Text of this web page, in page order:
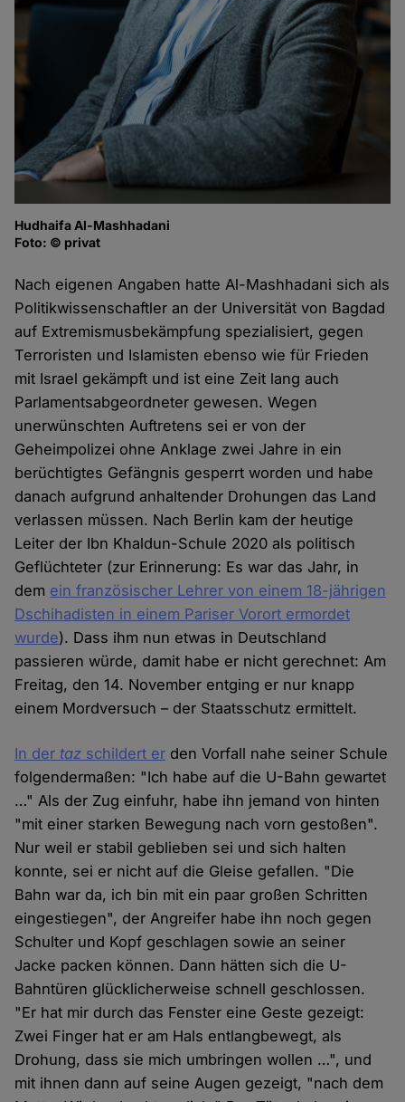
Hudhaifa Al-Mashhadani
Foto: © privat
Nach eigenen Angaben hatte Al-Mashhadani sich als
Politikwissenschaftler an der Universität von Bagdad
auf Extremismusbekämpfung spezialisiert, gegen
Terroristen und Islamisten ebenso wie für Frieden
mit Israel gekämpft und ist eine Zeit lang auch
Parlamentsabgeordneter gewesen. Wegen
unerwünschten Auftretens sei er von der
Geheimpolizei ohne Anklage zwei Jahre in ein
berüchtigtes Gefängnis gesperrt worden und habe
danach aufgrund anhaltender Drohungen das Land
verlassen müssen. Nach Berlin kam der heutige
Leiter der Ibn Khaldun-Schule 2020 als politisch
Geflüchteter (zur Erinnerung: Es war das Jahr, in
dem ein französischer Lehrer von einem 18-jährigen
Dschihadisten in einem Pariser Vorort ermordet
wurde). Dass ihm nun etwas in Deutschland
passieren würde, damit habe er nicht gerechnet: Am
Freitag, den 14. November entging er nur knapp
einem Mordversuch – der Staatsschutz ermittelt.
In der taz schildert er den Vorfall nahe seiner Schule
folgendermaßen: "Ich habe auf die U-Bahn gewartet
…" Als der Zug einfuhr, habe ihn jemand von hinten
"mit einer starken Bewegung nach vorn gestoßen".
Nur weil er stabil geblieben sei und sich halten
konnte, sei er nicht auf die Gleise gefallen. "Die
Bahn war da, ich bin mit ein paar großen Schritten
eingestiegen", der Angreifer habe ihn noch gegen
Schulter und Kopf geschlagen sowie an seiner
Jacke packen können. Dann hätten sich die U-
Bahntüren glücklicherweise schnell geschlossen.
"Er hat mir durch das Fenster eine Geste gezeigt:
Zwei Finger hat er am Hals entlangbewegt, als
Drohung, dass sie mich umbringen wollen …", und
mit ihnen dann auf seine Augen gezeigt, "nach dem